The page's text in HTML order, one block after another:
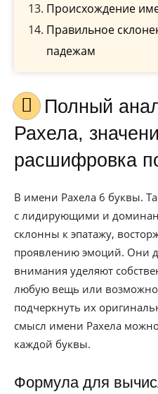
Происхождение
Правильное
падежам
Полный анализ имени
Рахела,
расшифровка
В имени Рахела 6 буквы.
с лидирующими и
склонны к эпатажу,
проявлению эмоций. Они
внимания уделяют
любую вещь или
подчеркнуть их
смысл имени Рахела
каждой буквы.
Формула для